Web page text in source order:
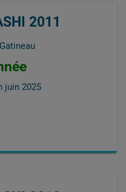
2011
juin 2025